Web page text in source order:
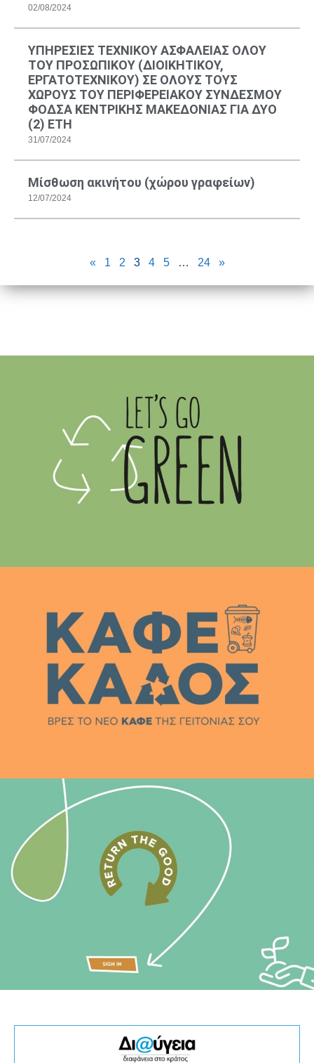
02/08/2024
ΥΠΗΡΕΣΙΕΣ ΤΕΧΝΙΚΟΥ ΑΣΦΑΛΕΙΑΣ ΟΛΟΥ
ΤΟΥ ΠΡΟΣΩΠΙΚΟΥ (ΔΙΟΙΚΗΤΙΚΟΥ,
ΕΡΓΑΤΟΤΕΧΝΙΚΟΥ) ΣΕ ΟΛΟΥΣ ΤΟΥΣ
ΧΩΡΟΥΣ ΤΟΥ ΠΕΡΙΦΕΡΕΙΑΚΟΥ ΣΥΝΔΕΣΜΟΥ
ΦΟΔΣΑ ΚΕΝΤΡΙΚΗΣ ΜΑΚΕΔΟΝΙΑΣ ΓΙΑ ΔΥΟ
(2) ΕΤΗ
31/07/2024
Μίσθωση ακινήτου (χώρου γραφείων)
12/07/2024
« 1 2 3 4 5 … 24 »